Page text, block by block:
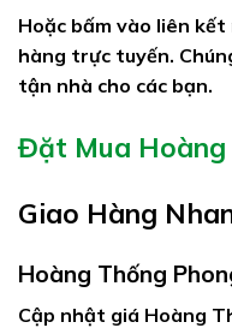
Hoặc bấm vào liên kết
hàng trực tuyến.
tận nhà cho các bạn.
Đặt Mua Hoàng
Giao Hàng
Hoàng Thống
Cập nhật giá Hoàng